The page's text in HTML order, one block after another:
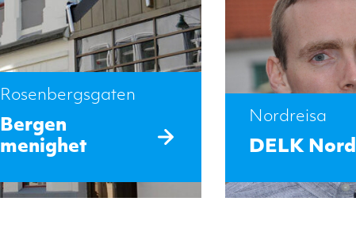
Rosenbergsgaten
Bergen
menighet
Nordreisa
DELK Nord